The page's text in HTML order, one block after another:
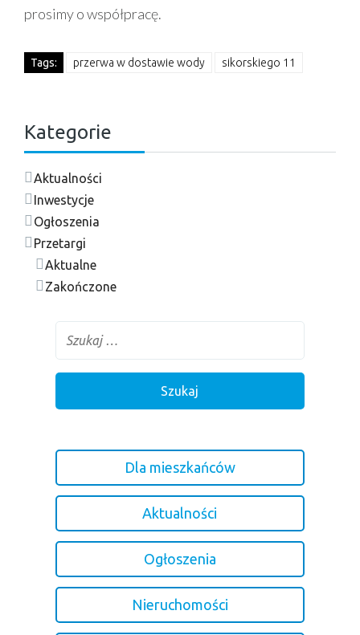
prosimy o współpracę.
Tags: przerwa w dostawie wody sikorskiego 11
Kategorie
Aktualności
Inwestycje
Ogłoszenia
Przetargi
Aktualne
Zakończone
Dla mieszkańców
Aktualności
Ogłoszenia
Nieruchomości